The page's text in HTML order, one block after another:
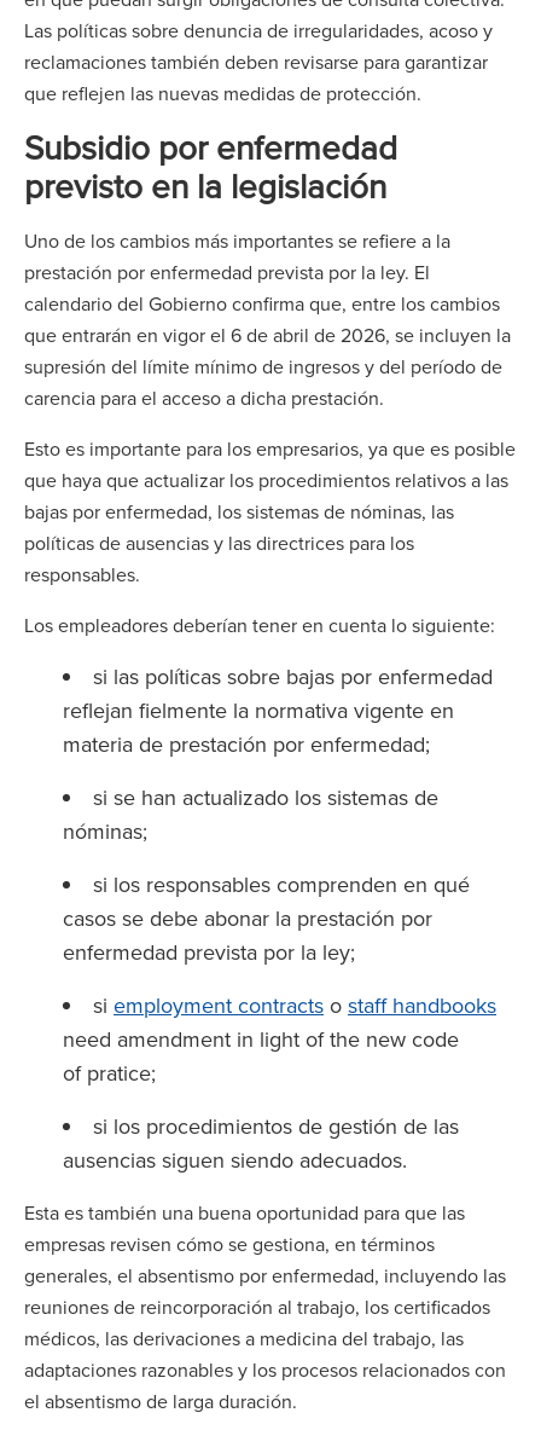
Las políticas sobre denuncia de irregularidades, acoso y
reclamaciones también deben revisarse para garantizar
que reflejen las nuevas medidas de protección.
Subsidio por enfermedad
previsto en la legislación
Uno de los cambios más importantes se refiere a la
prestación por enfermedad prevista por la ley. El
calendario del Gobierno confirma que, entre los cambios
que entrarán en vigor el 6 de abril de 2026, se incluyen la
supresión del límite mínimo de ingresos y del período de
carencia para el acceso a dicha prestación.
Esto es importante para los empresarios, ya que es posible
que haya que actualizar los procedimientos relativos a las
bajas por enfermedad, los sistemas de nóminas, las
políticas de ausencias y las directrices para los
responsables.
Los empleadores deberían tener en cuenta lo siguiente:
si las políticas sobre bajas por enfermedad
reflejan fielmente la normativa vigente en
materia de prestación por enfermedad;
si se han actualizado los sistemas de
nóminas;
si los responsables comprenden en qué
casos se debe abonar la prestación por
enfermedad prevista por la ley;
si employment contracts o staff handbooks
need amendment in light of the new code
of pratice;
si los procedimientos de gestión de las
ausencias siguen siendo adecuados.
Esta es también una buena oportunidad para que las
empresas revisen cómo se gestiona, en términos
generales, el absentismo por enfermedad, incluyendo las
reuniones de reincorporación al trabajo, los certificados
médicos, las derivaciones a medicina del trabajo, las
adaptaciones razonables y los procesos relacionados con
el absentismo de larga duración.